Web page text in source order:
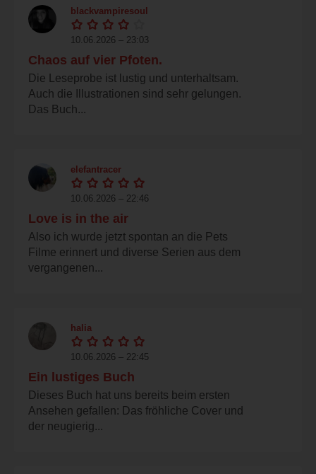
blackvampiresoul
10.06.2026 – 23:03
Chaos auf vier Pfoten.
Die Leseprobe ist lustig und unterhaltsam.
Auch die Illustrationen sind sehr gelungen.
Das Buch...
elefantracer
10.06.2026 – 22:46
Love is in the air
Also ich wurde jetzt spontan an die Pets
Filme erinnert und diverse Serien aus dem
vergangenen...
halia
10.06.2026 – 22:45
Ein lustiges Buch
Dieses Buch hat uns bereits beim ersten
Ansehen gefallen: Das fröhliche Cover und
der neugierig...